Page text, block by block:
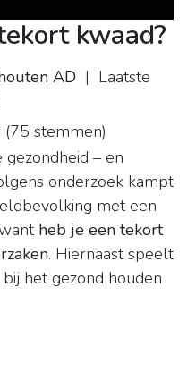
kwaad?
AD | Laatste
(75 stemmen)
gezondheid – en
onderzoek kampt
met een
heb je een tekort
. Hiernaast speelt
het gezond houden